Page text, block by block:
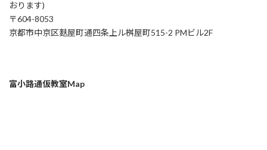
おります)
〒604-8053
京都市中京区麩屋町通四条上ル桝屋町515-2 PMビル2F
富小路通仮教室Map